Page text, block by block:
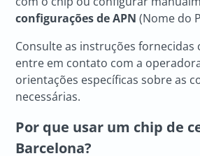
configurações de APN (Nome do
Consulte as instruções fornecidas
entre em contato com a
orientações específicas sobre as
necessárias.
Por que usar um chip de
Barcelona?